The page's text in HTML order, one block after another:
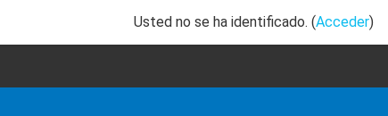
Usted no se ha identificado. (Acceder)